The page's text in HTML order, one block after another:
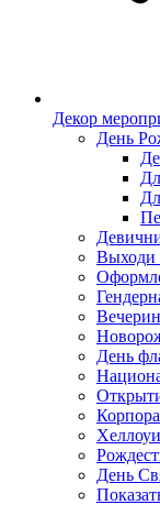
Декор
День
Выходи
День
День